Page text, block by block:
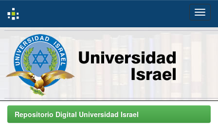
Skip
navigationRepositorio Digital Universidad Israel